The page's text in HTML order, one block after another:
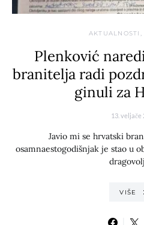
AKTUALNOSTI
Plenković
branitelja radi
ginuli za
13. veljače
Javio mi se hrvatski
osamnaestogodišnjak je stao u
VIŠE